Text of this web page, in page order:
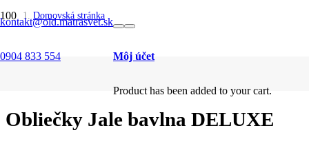
kontakt@old.matrasvet.sk
0904 833 554 Môj účet
Product has been added to your cart.
Domovská stránka
/
/
Obliečky bavlna Deluxe
Obliečky Jale bavlna DELUXE
Obliečky Jale bavlna DELUXE